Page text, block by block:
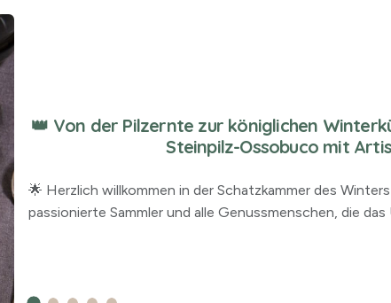
👑 Von der Pilzernte zur königlichen
Steinpilz-Ossobuco mit
🌟 Herzlich willkommen in der Schatzkammer des
passionierte Sammler und alle Genussmenschen, die das